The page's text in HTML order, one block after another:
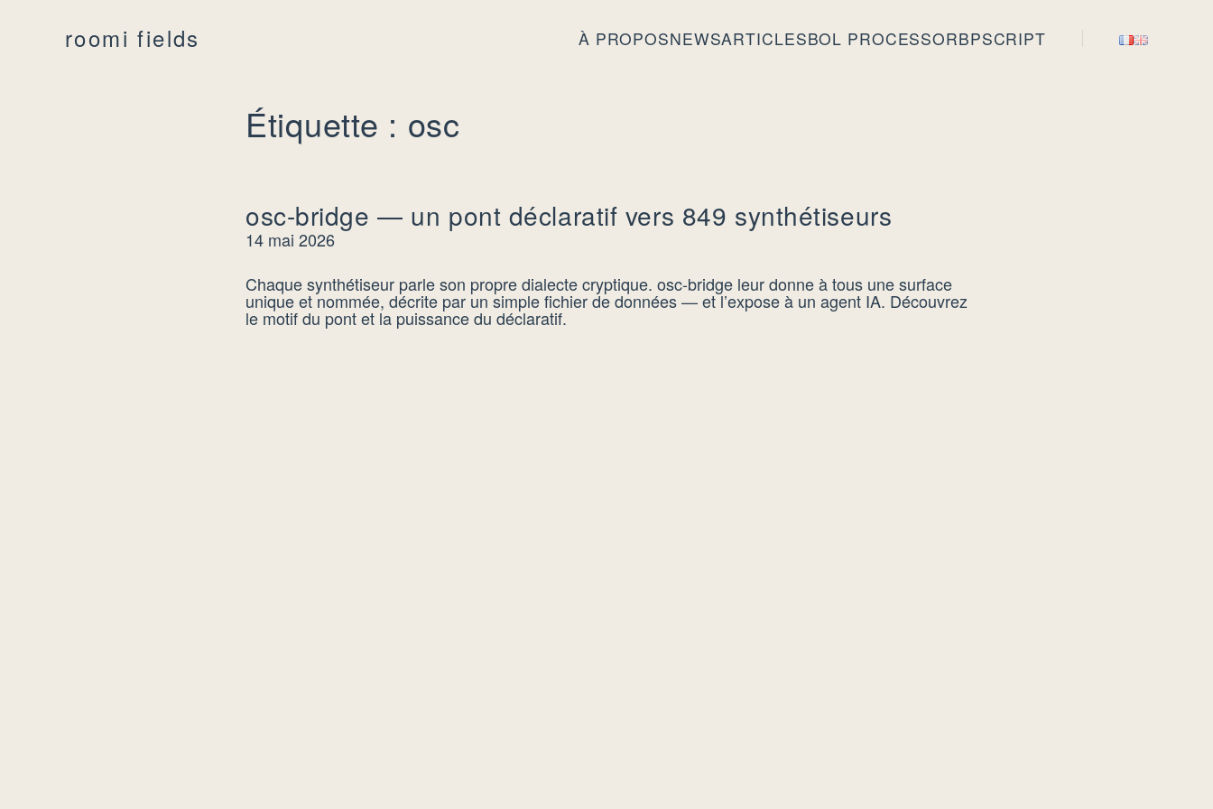
roomi fields À PROPOSNEWSARTICLESBOL PROCESSORBPSCRIPT
Étiquette : osc
osc-bridge — un pont déclaratif vers 849 synthétiseurs
14 mai 2026
Chaque synthétiseur parle son propre dialecte cryptique. osc-bridge leur donne à tous une surface
unique et nommée, décrite par un simple fichier de données — et l’expose à un agent IA. Découvrez
le motif du pont et la puissance du déclaratif.